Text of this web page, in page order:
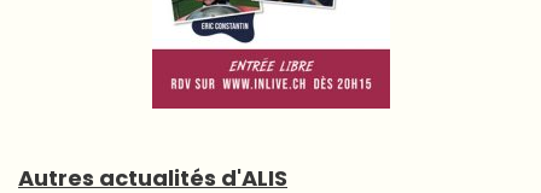
Autres actualités d'ALIS